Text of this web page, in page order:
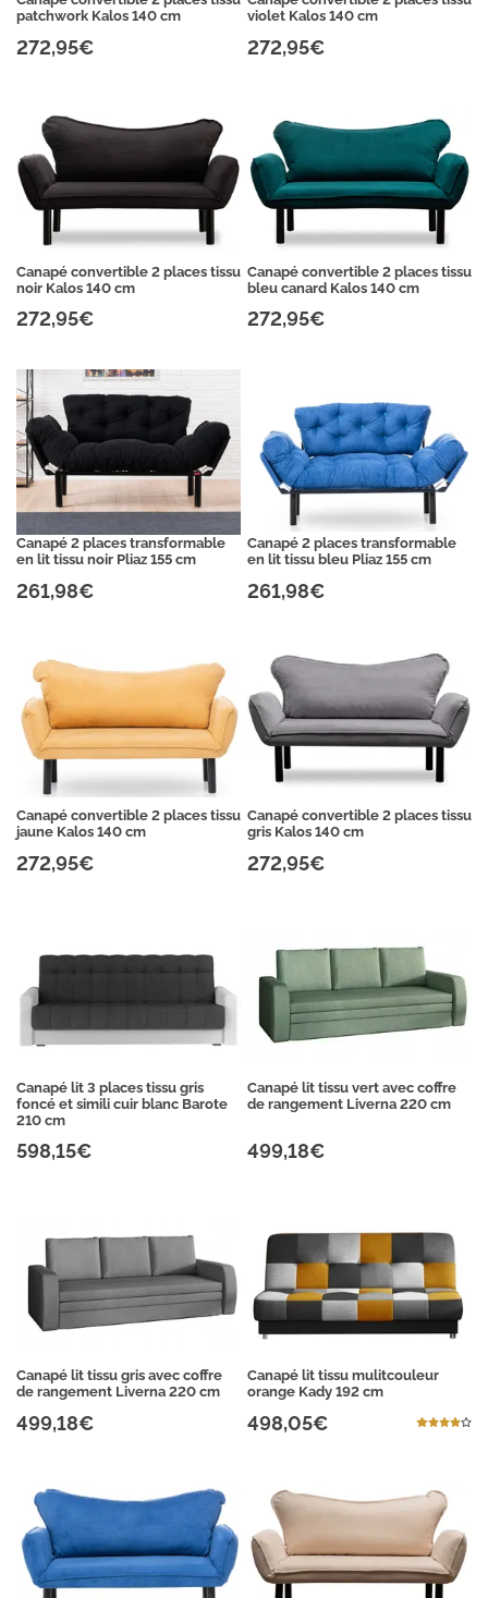
patchwork Kalos 140 cm
272,95€
violet Kalos 140 cm
272,95€
Canapé convertible 2 places tissu
noir Kalos 140 cm
272,95€
Canapé convertible 2 places tissu
bleu canard Kalos 140 cm
272,95€
Canapé 2 places transformable
en lit tissu noir Pliaz 155 cm
261,98€
Canapé 2 places transformable
en lit tissu bleu Pliaz 155 cm
261,98€
Canapé convertible 2 places tissu
jaune Kalos 140 cm
272,95€
Canapé convertible 2 places tissu
gris Kalos 140 cm
272,95€
Canapé lit 3 places tissu gris
foncé et simili cuir blanc Barote
210 cm
598,15€
Canapé lit tissu vert avec coffre
de rangement Liverna 220 cm
499,18€
Canapé lit tissu gris avec coffre
de rangement Liverna 220 cm
499,18€
Canapé lit tissu mulitcouleur
orange Kady 192 cm
498,05€